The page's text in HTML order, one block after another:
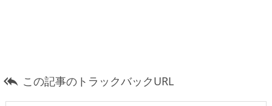
 この記事のトラックバックURL